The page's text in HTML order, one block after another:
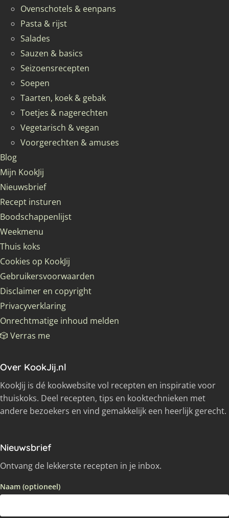
Ovenschotels & eenpans
Pasta & rijst
Salades
Sauzen & basics
Seizoensrecepten
Soepen
Taarten, koek & gebak
Toetjes & nagerechten
Vegetarisch & vegan
Voorgerechten & amuses
Blog
Mijn KookJij
Nieuwsbrief
Recept insturen
Boodschappenlijst
Weekmenu
Thuis koks
Cookies op KookJij
Gebruikersvoorwaarden
Disclaimer en copyright
Privacyverklaring
Onrechtmatige inhoud melden
🎲 Verras me
Over KookJij.nl
KookJij is dé kookwebsite vol recepten en inspiratie voor
thuiskoks. Deel recepten, tips en kooktechnieken met
andere bezoekers en vind gemakkelijk een heerlijk gerecht.
Nieuwsbrief
Ontvang de lekkerste recepten in je inbox.
Naam (optioneel)